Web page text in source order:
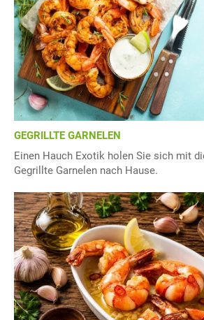
GEGRILLTE GARNELEN
Einen Hauch Exotik holen Sie sich mit
Gegrillte Garnelen nach Hause.